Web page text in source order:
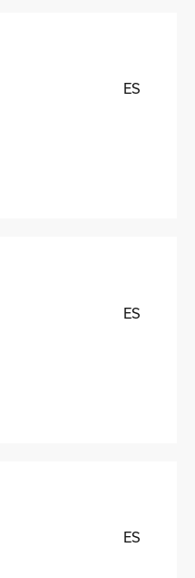
ES
ES
ES